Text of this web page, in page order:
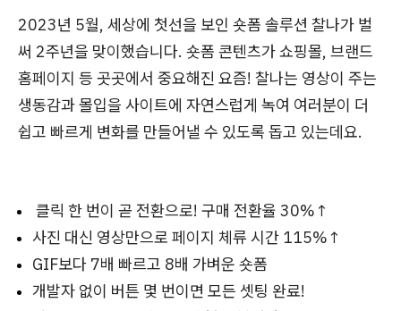
2023년 5월, 세상에 첫선을 보인 숏폼 솔루션 찰나가 벌
써 2주년을 맞이했습니다. 숏폼 콘텐츠가 쇼핑몰, 브랜드
홈페이지 등 곳곳에서 중요해진 요즘! 찰나는 영상이 주는
생동감과 몰입을 사이트에 자연스럽게 녹여 여러분이 더
쉽고 빠르게 변화를 만들어낼 수 있도록 돕고 있는데요.
클릭 한 번이 곧 전환으로! 구매 전환율 30%↑
사진 대신 영상만으로 페이지 체류 시간 115%↑
GIF보다 7배 빠르고 8배 가벼운 숏폼
개발자 없이 버튼 몇 번이면 모든 셋팅 완료!